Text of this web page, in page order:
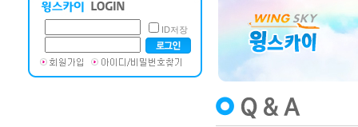
ID저장